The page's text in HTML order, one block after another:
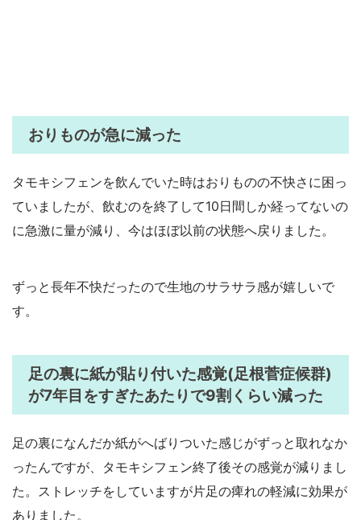
おりものが急に減った
タモキシフェンを飲んでいた時はおりものの不快さに困っ
ていましたが、飲むのを終了して10日間しか経ってないの
に急激に量が減り、今はほぼ以前の状態へ戻りました。
ずっと長年不快だったので生地のサラサラ感が嬉しいで
す。
足の裏に紙が貼り付いた感覚(足根菅症候群)
が7年目をすぎたあたりで9割くらい減った
足の裏になんだか紙がへばりついた感じがずっと取れなか
ったんですが、タモキシフェン終了後その感覚が減りまし
た。ストレッチをしていますが片足の痺れの軽減に効果が
ありました。